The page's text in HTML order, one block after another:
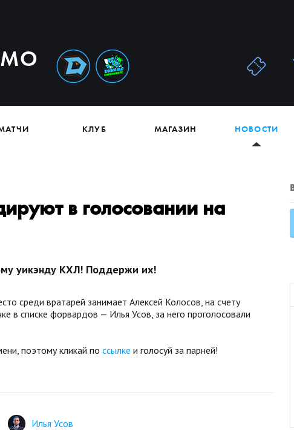
КЛУБ МАГАЗИН НОВОСТИ
в голосовании на
уикэнду КХЛ! Поддержи их!
среди вратарей занимает Алексей Колосов, на счету
в списке форвардов — Илья Усов, за него проголосовали
поэтому кликай по ссылке и голосуй за парней!
Илья Усов